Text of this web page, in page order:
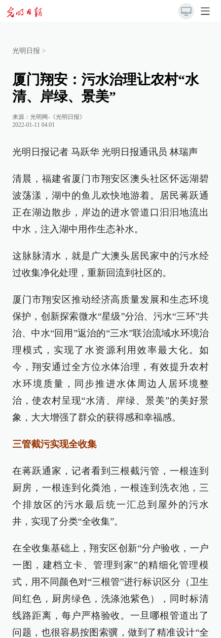
光明日报 >
厦门翔安：污水治理让农村“水
清、岸绿、景美”
来源： 光明网-《光明日报》
2022-01-11 04:01
光明日报记者 马跃华 光明日报通讯员 林瑞声
清晨，福建省厦门市翔安区澳头社区怀远湖碧
波荡漾，湖中的鱼儿欢快地游着。居民蒋跃通
正在湖边散步，岸边的进水管道口汩汩地流出
中水，注入湖中用作生态补水。
这脉脉清水，就是广大澳头居民家中的污水经
过收集净化处理，重新回流到社区的。
厦门市翔安区推动经济高质量发展和生态环境
保护，创新探索微水“星级”分治、污水“三环”共
治、中水“回用”返治的“三水”联治流域水环境治
理模式，实现了水资源利用效率最大化。如
今，翔安通过全方位水体治理，有效提升农村
水环境质量，同步推进水体周边人居环境整
治，使农村呈现“水清、岸绿、景美”的美好景
象，大大增强了群众的获得感和幸福感。
三管截污实现全收集
在蒋跃通家，记者看到三根截污管，一根连到
厨房，一根连到化粪池，一根连到洗衣池，三
个排放区的污水最后统一汇总到屋外的污水
井，实现了分类“全收集”。
在全收集基础上，翔安区创新“分户验收，一户
一图，建档立卡、管理到家”的精细化管理模
式，用不同颜色对“三根管”进行标识区分（卫生
间红色，厨房绿色，洗涤池紫色），同时标清
线路距离，每户严格验收。一旦哪根管道出了
问题，也很容易按图索骥，做到了精准设计“全